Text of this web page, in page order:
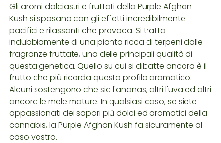
Gli aromi dolciastri e fruttati della Purple Afghan
Kush si sposano con gli effetti incredibilmente
pacifici e rilassanti che provoca. Si tratta
indubbiamente di una pianta ricca di terpeni dalle
fragranze fruttate, una delle principali qualità di
questa genetica. Quello su cui si dibatte ancora è il
frutto che più ricorda questo profilo aromatico.
Alcuni sostengono che sia l'ananas, altri l'uva ed altri
ancora le mele mature. In qualsiasi caso, se siete
appassionati dei sapori più dolci ed aromatici della
cannabis, la Purple Afghan Kush fa sicuramente al
caso vostro.